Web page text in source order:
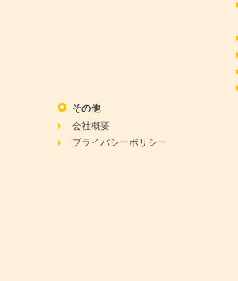
その他
会社概要
プライバシーポリシー